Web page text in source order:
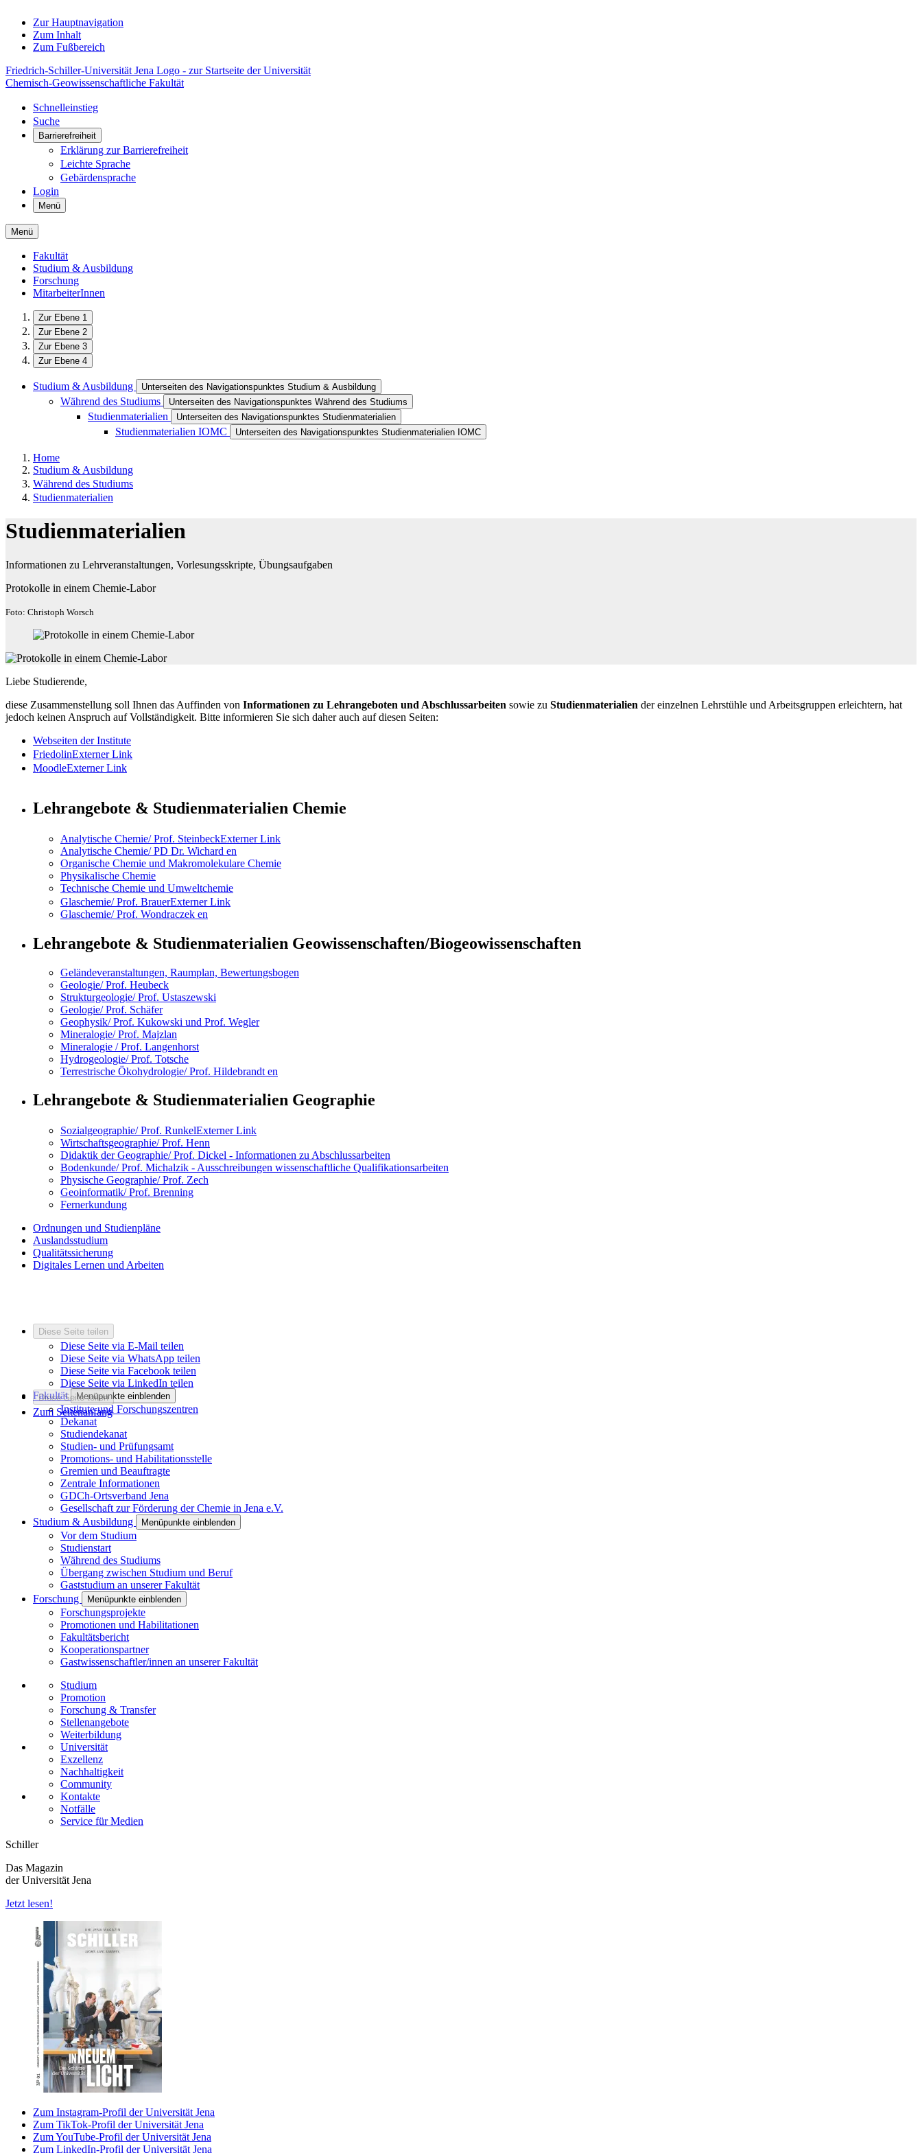
Zur Hauptnavigation
Zum Inhalt
Zum Fußbereich
Friedrich-Schiller-Universität Jena Logo - zur Startseite der Universität
Chemisch-Geowissenschaftliche Fakultät
Schnelleinstieg
Suche
Barrierefreiheit
Erklärung zur Barrierefreiheit
Leichte Sprache
Gebärdensprache
Login
Menü
Menü
Fakultät
Studium & Ausbildung
Forschung
MitarbeiterInnen
Zur Ebene 1
Zur Ebene 2
Zur Ebene 3
Zur Ebene 4
Studium & Ausbildung Unterseiten des Navigationspunktes Studium & Ausbildung
Während des Studiums Unterseiten des Navigationspunktes Während des Studiums
Studienmaterialien Unterseiten des Navigationspunktes Studienmaterialien
Studienmaterialien IOMC Unterseiten des Navigationspunktes Studienmaterialien IOMC
Home
Studium & Ausbildung
Während des Studiums
Studienmaterialien
Studienmaterialien
Informationen zu Lehrveranstaltungen, Vorlesungsskripte, Übungsaufgaben
Protokolle in einem Chemie-Labor
Foto: Christoph Worsch
Liebe Studierende,
diese Zusammenstellung soll Ihnen das Auffinden von Informationen zu Lehrangeboten und Abschlussarbeiten sowie zu Studienmaterialien der einzelnen Lehrstühle und Arbeitsgruppen erleichtern, hat
jedoch keinen Anspruch auf Vollständigkeit. Bitte informieren Sie sich daher auch auf diesen Seiten:
Webseiten der Institute
FriedolinExterner Link
MoodleExterner Link
Lehrangebote & Studienmaterialien Chemie
Analytische Chemie/ Prof. SteinbeckExterner Link
Analytische Chemie/ PD Dr. Wichard en
Organische Chemie und Makromolekulare Chemie
Physikalische Chemie
Technische Chemie und Umweltchemie
Glaschemie/ Prof. BrauerExterner Link
Glaschemie/ Prof. Wondraczek en
Lehrangebote & Studienmaterialien Geowissenschaften/Biogeowissenschaften
Geländeveranstaltungen, Raumplan, Bewertungsbogen
Geologie/ Prof. Heubeck
Strukturgeologie/ Prof. Ustaszewski
Geologie/ Prof. Schäfer
Geophysik/ Prof. Kukowski und Prof. Wegler
Mineralogie/ Prof. Majzlan
Mineralogie / Prof. Langenhorst
Hydrogeologie/ Prof. Totsche
Terrestrische Ökohydrologie/ Prof. Hildebrandt en
Lehrangebote & Studienmaterialien Geographie
Sozialgeographie/ Prof. RunkelExterner Link
Wirtschaftsgeographie/ Prof. Henn
Didaktik der Geographie/ Prof. Dickel - Informationen zu Abschlussarbeiten
Bodenkunde/ Prof. Michalzik - Ausschreibungen wissenschaftliche Qualifikationsarbeiten
Physische Geographie/ Prof. Zech
Geoinformatik/ Prof. Brenning
Fernerkundung
Ordnungen und Studienpläne
Auslandsstudium
Qualitätssicherung
Digitales Lernen und Arbeiten
Diese Seite teilen
Diese Seite via E-Mail teilen
Diese Seite via WhatsApp teilen
Diese Seite via Facebook teilen
Diese Seite via LinkedIn teilen
Diese Seite teilen
Zum Seitenanfang
Fakultät Menüpunkte einblenden
Institute und Forschungszentren
Dekanat
Studiendekanat
Studien- und Prüfungsamt
Promotions- und Habilitationsstelle
Gremien und Beauftragte
Zentrale Informationen
GDCh-Ortsverband Jena
Gesellschaft zur Förderung der Chemie in Jena e.V.
Studium & Ausbildung
Menüpunkte einblenden
Vor dem Studium
Studienstart
Während des Studiums
Übergang zwischen Studium und Beruf
Gaststudium an unserer Fakultät
Forschung
Menüpunkte einblenden
Forschungsprojekte
Promotionen und Habilitationen
Fakultätsbericht
Kooperationspartner
Gastwissenschaftler/innen an unserer Fakultät
Studium
Promotion
Forschung & Transfer
Stellenangebote
Weiterbildung
Universität
Exzellenz
Nachhaltigkeit
Community
Kontakte
Notfälle
Service für Medien
Schiller
Das Magazin
der Universität Jena
Jetzt lesen!
Zum Instagram-Profil der Universität Jena
Zum TikTok-Profil der Universität Jena
Zum YouTube-Profil der Universität Jena
Zum LinkedIn-Profil der Universität Jena